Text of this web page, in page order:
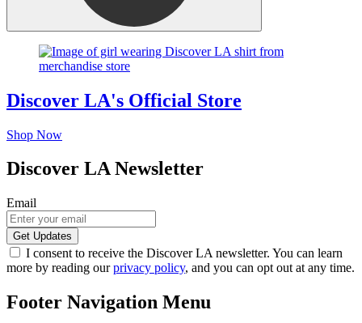
Discover LA's Official Store
Shop Now
Discover LA Newsletter
Email
I consent to receive the Discover LA newsletter. You can learn
more by reading ourprivacy policy, and you can opt out at any time.
Footer Navigation Menu